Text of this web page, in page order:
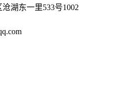
湖东一里533号1002